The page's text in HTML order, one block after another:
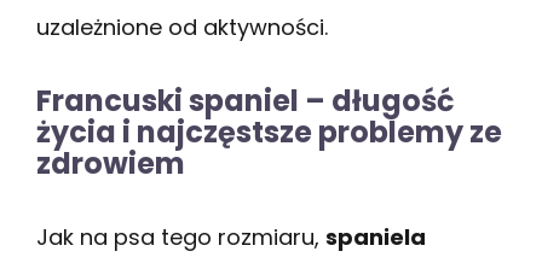
uzależnione od aktywności.
Francuski spaniel – długość
życia i najczęstsze problemy ze
zdrowiem
Jak na psa tego rozmiaru, spaniela